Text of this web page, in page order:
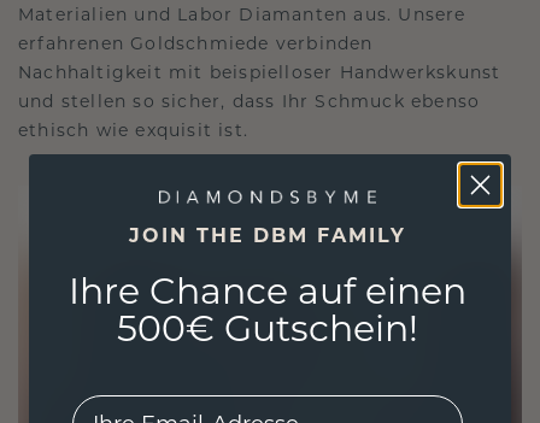
Materialien und Labor Diamanten aus. Unsere
erfahrenen Goldschmiede verbinden
Nachhaltigkeit mit beispielloser Handwerkskunst
und stellen so sicher, dass Ihr Schmuck ebenso
ethisch wie exquisit ist.
JOIN THE DBM FAMILY
Ihre Chance auf einen
500€ Gutschein!
EMail